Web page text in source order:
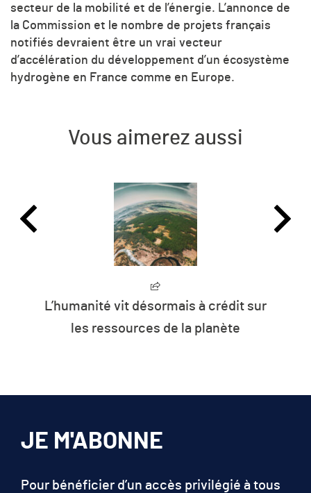
secteur de la mobilité et de l’énergie. L’annonce de
la Commission et le nombre de projets français
notifiés devraient être un vrai vecteur
d’accélération du développement d’un écosystème
hydrogène en France comme en Europe.
Vous aimerez aussi
L’humanité vit désormais à crédit sur
les ressources de la planète
JE M'ABONNE
Pour bénéficier d’un accès privilégié à tous